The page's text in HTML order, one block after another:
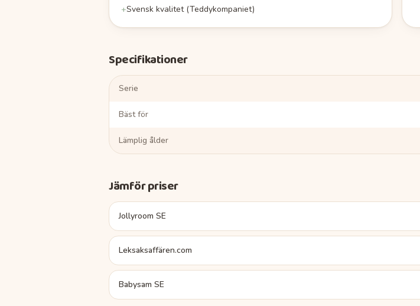
+Svensk kvalitet (Teddykompaniet)
Specifikationer
Serie
Bäst för
Lämplig ålder
Jämför priser
Jollyroom SE
Leksaksaffären.com
Babysam SE